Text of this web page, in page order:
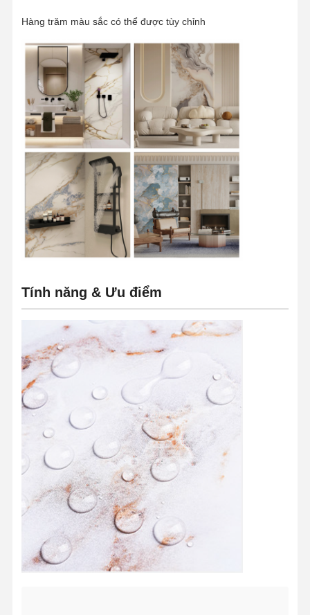
Hàng trăm màu sắc có thể được tùy chỉnh
Tính năng & Ưu điểm